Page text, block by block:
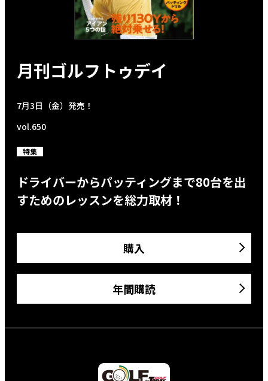
月刊ゴルフトゥデイ
7月3日（金）発売！
vol.650
特集
ドライバーからパッティングまで80台を出
すためのレッスンを総力取材！
購入
年間購読